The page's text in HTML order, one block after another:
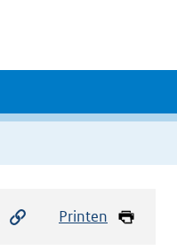
Printen